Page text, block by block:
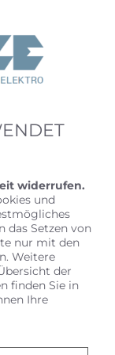
-
widerrufen.
und
das Setzen von
nur mit den
Weitere
der
finden Sie in
Ihre